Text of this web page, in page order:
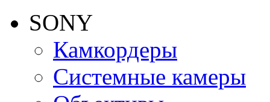
SONY
Камкордеры
Системные камеры